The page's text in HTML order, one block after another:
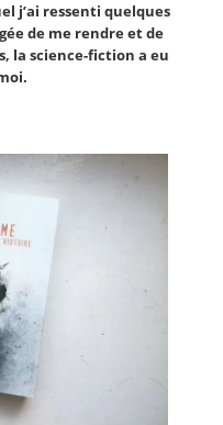
j’ai ressenti quelques
de me rendre et de
la science-fiction a eu